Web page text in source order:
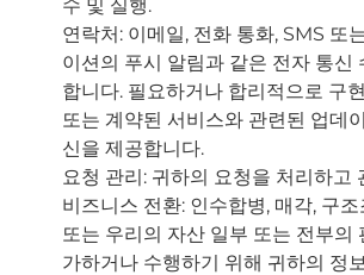
수 및 실행.
연락처: 이메일, 전화 통화, SMS 또
이션의 푸시 알림과 같은 전자 통신
합니다. 필요하거나 합리적으로 구
또는 계약된 서비스와 관련된 업데
신을 제공합니다.
요청 관리: 귀하의 요청을 처리하고
비즈니스 전환: 인수합병, 매각, 구
또는 우리의 자산 일부 또는 전부의
가하거나 수행하기 위해 귀하의 정